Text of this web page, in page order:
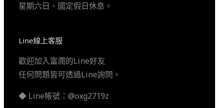
星期六日、國定假日休息。
Line線上客服
歡迎加入富潤的Line好友
任何問題皆可透過Line詢問。
◆ Line帳號：@oxg2719z